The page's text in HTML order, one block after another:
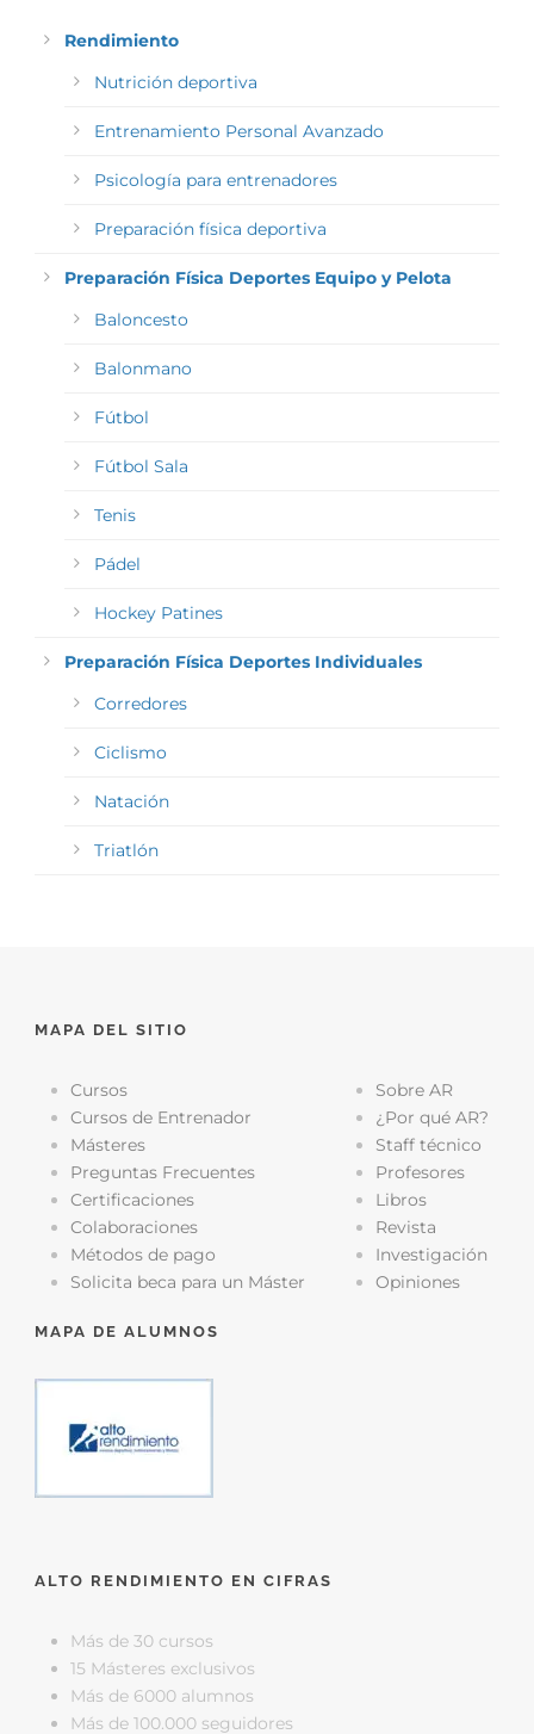
Rendimiento
Nutrición deportiva
Entrenamiento Personal Avanzado
Psicología para entrenadores
Preparación física deportiva
Preparación Física Deportes Equipo y Pelota
Baloncesto
Balonmano
Fútbol
Fútbol Sala
Tenis
Pádel
Hockey Patines
Preparación Física Deportes Individuales
Corredores
Ciclismo
Natación
Triatlón
MAPA DEL SITIO
Cursos
Cursos de Entrenador
Másteres
Preguntas Frecuentes
Certificaciones
Colaboraciones
Métodos de pago
Solicita beca para un Máster
Sobre AR
¿Por qué AR?
Staff técnico
Profesores
Libros
Revista
Investigación
Opiniones
MAPA DE ALUMNOS
ALTO RENDIMIENTO EN CIFRAS
Más de 30 cursos
15 Másteres exclusivos
Más de 6000 alumnos
Más de 100.000 seguidores